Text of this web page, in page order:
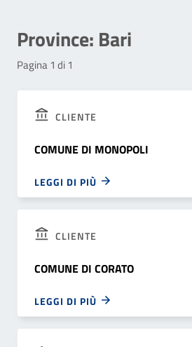
Province: Bari
Pagina 1 di 1
CLIENTE
COMUNE DI MONOPOLI
LEGGI DI PIÙ
CLIENTE
COMUNE DI CORATO
LEGGI DI PIÙ